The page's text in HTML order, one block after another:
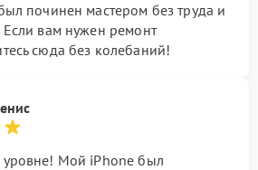
починен мастером без труда и
Если вам нужен ремонт
сюда без колебаний!
Мой iPhone был